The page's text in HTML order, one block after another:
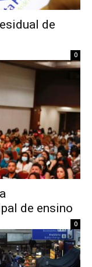
de
0
de ensino
0